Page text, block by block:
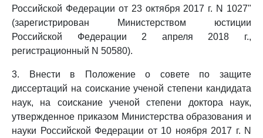
Российской Федерации от 23 октября 2017 г. N 1027"
(зарегистрирован Министерством юстиции
Российской Федерации 2 апреля 2018 г.,
регистрационный N 50580).
3. Внести в Положение о совете по защите
диссертаций на соискание ученой степени кандидата
наук, на соискание ученой степени доктора наук,
утвержденное приказом Министерства образования и
науки Российской Федерации от 10 ноября 2017 г. N